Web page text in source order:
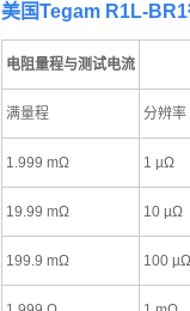
美国Tegam R1L-
电阻量程与测试电流
满量程 分辨率
1.999 mΩ 1 µΩ
19.99 mΩ 10 µΩ
199.9 mΩ 100 µΩ